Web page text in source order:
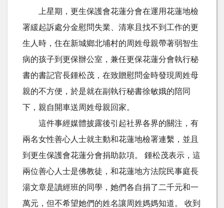
上星期，更生保護會花蓮分會在運用花蓮地檢
署緩起訴處分金慰問失業、清寒且找不到工作的更
生人時，住在新城鄉北埔村的周姓母親帶著弱智生
病的孩子到更保辦公室，兼任更保花蓮分會執行秘
書的書記官長鍾松茂，在致贈慰問金時發現周姓母
親的不方便，於是就在副執行秘書徐敏娥的陪同
下，親自開車送周姓母親回家。
這件事經媒體披露後引起社界各界的關注，有
兩名女性善心人士就主動和花蓮地檢署連繫，並且
到更生保護會花蓮分會捐助款項。 鍾松茂表示，這
兩位善心人士是佛教徒，和花蓮地方法院民事庭長
湯文章是讀經班的同學，她們各自捐了二千元和一
萬元，但不希望她們的姓名讓周姓媽媽知道。 收到